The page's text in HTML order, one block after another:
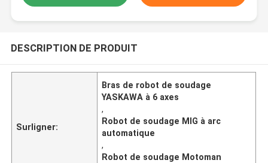
DESCRIPTION DE PRODUIT
Surligner:
Bras de robot de soudage
YASKAWA à 6 axes
,
Robot de soudage MIG à arc
automatique
,
Robot de soudage Motoman